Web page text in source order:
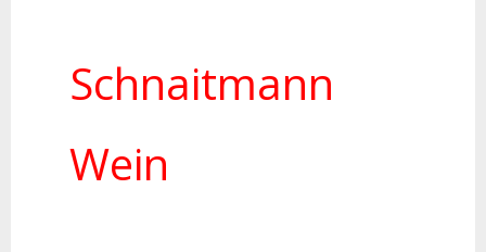
Schnaitmann
Wein